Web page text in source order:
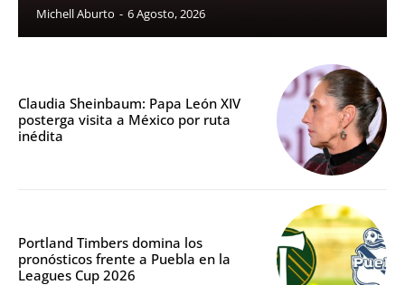
Michell Aburto - 6 Agosto, 2026
Claudia Sheinbaum: Papa León XIV
posterga visita a México por ruta
inédita
Portland Timbers domina los
pronósticos frente a Puebla en la
Leagues Cup 2026